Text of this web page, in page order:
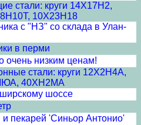
стали: круги 14Х17Н2,
10Х23Н18
с "НЗ" со склада в Улан-
в перми
низким ценам!
стали: круги 12Х2Н4А,
40ХН2МА
шоссе
и пекарей 'Синьор Антонио'